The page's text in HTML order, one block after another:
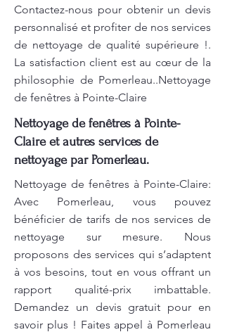
Contactez-nous pour obtenir un devis
personnalisé et profiter de nos services
de nettoyage de qualité supérieure !.
La satisfaction client est au cœur de la
philosophie de Pomerleau..Nettoyage
de fenêtres à Pointe-Claire
Nettoyage de fenêtres à Pointe-
Claire et autres services de
nettoyage par Pomerleau.
Nettoyage de fenêtres à Pointe-Claire:
Avec Pomerleau, vous pouvez
bénéficier de tarifs de nos services de
nettoyage sur mesure. Nous
proposons des services qui s’adaptent
à vos besoins, tout en vous offrant un
rapport qualité-prix imbattable.
Demandez un devis gratuit pour en
savoir plus ! Faites appel à Pomerleau